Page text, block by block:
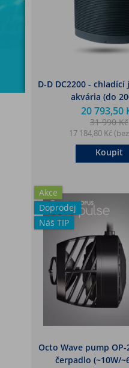
D-D DC2200 -
akvária (do
20 793,50
31 990 Kč
17 184,80 Kč
Koupit
Akce
Doprodej
Náš TIP
Octo Wave pump
čerpadlo (~10W/